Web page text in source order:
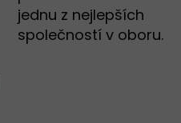
jednu z nejlepších
společností v oboru.